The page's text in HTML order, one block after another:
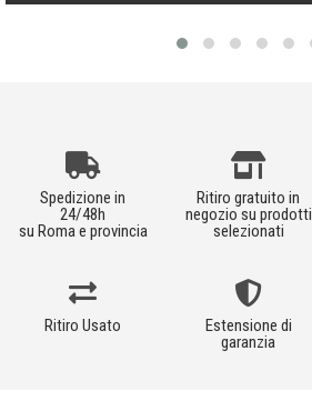
Spedizione in
24/48h
su Roma e provincia
Ritiro gratuito in
negozio su prodotti
selezionati
Ritiro Usato
Estensione di
garanzia